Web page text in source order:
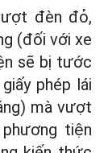
đèn đỏ,
(đối với xe
sẽ bị tước
phép lái
mà vượt
tiện